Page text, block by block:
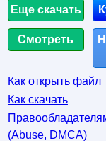
Еще скачать
Смотреть
Как открыть файл
Как скачать
(Abuse, DMСA)